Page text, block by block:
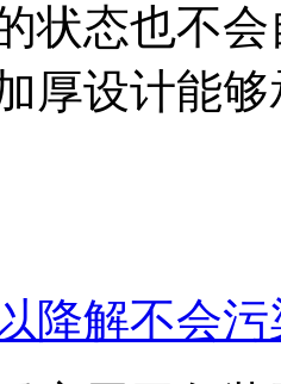
状态也不
厚设计能
降解不会污